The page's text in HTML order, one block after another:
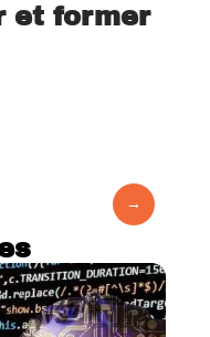
et former